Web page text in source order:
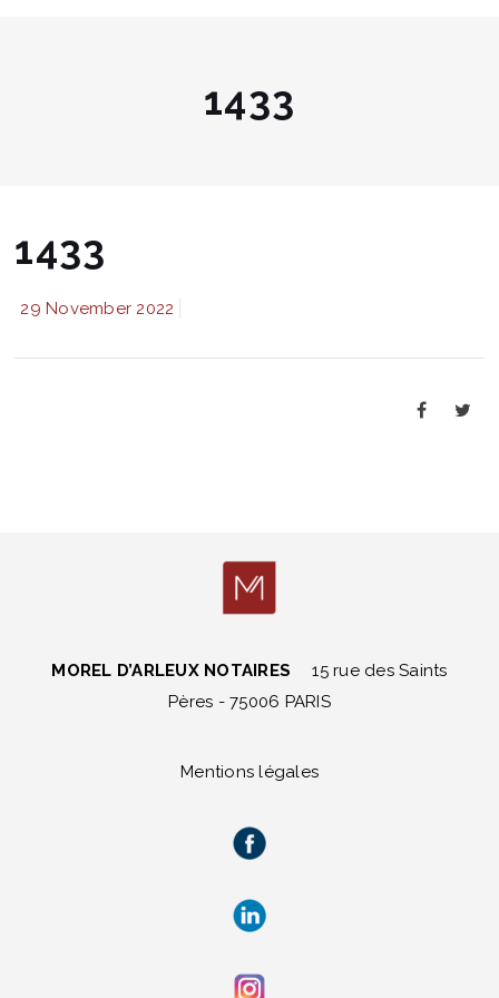
1433
1433
29 November 2022
MOREL D’ARLEUX NOTAIRES
15 rue des Saints
Pères - 75006 PARIS
Mentions légales